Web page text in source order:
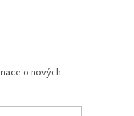
o nových